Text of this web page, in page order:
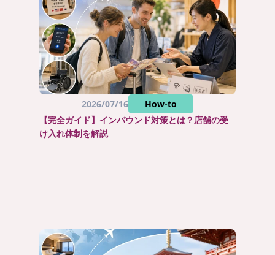
2026/07/16
How-to
【完全ガイド】インバウンド対策とは？店舗の受
け入れ体制を解説